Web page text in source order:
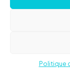
Politique